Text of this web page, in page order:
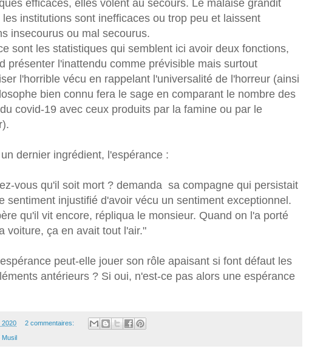
efficaces, elles volent au secours. Le malaise grandit
les institutions sont inefficaces ou trop peu et laissent
insecourus ou mal secourus.
sont les statistiques qui semblent ici avoir deux fonctions,
présenter l'inattendu comme prévisible mais surtout
l'horrible vécu en rappelant l'universalité de l'horreur (ainsi
bien connu fera le sage en comparant le nombre des
covid-19 avec ceux produits par la famine ou par le
dernier ingrédient, l'espérance :
vous qu'il soit mort ? demanda sa compagne qui persistait
sentiment injustifié d'avoir vécu un sentiment exceptionnel.
qu'il vit encore, répliqua le monsieur. Quand on l'a porté
voiture, ça en avait tout l'air."
peut-elle jouer son rôle apaisant si font défaut les
antérieurs ? Si oui, n'est-ce pas alors une espérance
2020 2 commentaires:
Musil